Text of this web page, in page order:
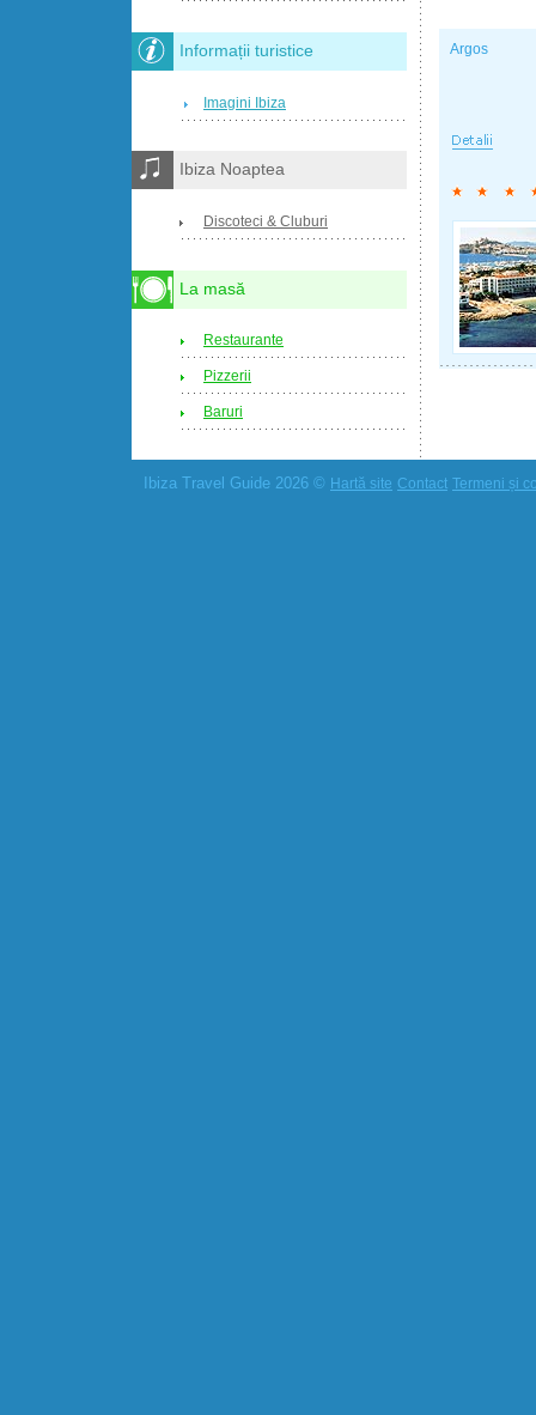
Argos
Informații turistice
Imagini Ibiza
Ibiza Noaptea
Discoteci & Cluburi
La masă
Restaurante
Pizzerii
Baruri
Ibiza Travel Guide 2026 © Hartă site Contact Termeni și